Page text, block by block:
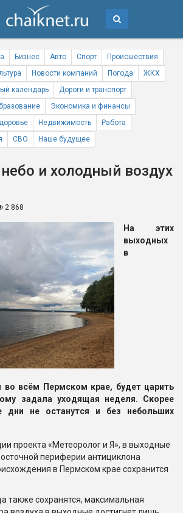
Бизнес Авто Спорт
Происшествия
Новости компаний Погода
ЖКХ
календарь
Дороги и транспорт
Экономика и финансы
Недвижимость
Работа
СВО Наше будущее
и холодный воздух
2 868
На этих
выходных
в
во всём Пермском крае, будет царить
задала уходящая неделя. Скорее
дни не останутся и без небольших
проекта «Метеоролог и Я», в выходные
периферии антициклона
в Пермском крае сохранится
также сохранятся, максимальная